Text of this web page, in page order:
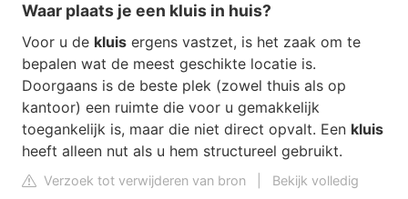
Waar plaats je een kluis in huis?
Voor u de kluis ergens vastzet, is het zaak om te
bepalen wat de meest geschikte locatie is.
Doorgaans is de beste plek (zowel thuis als op
kantoor) een ruimte die voor u gemakkelijk
toegankelijk is, maar die niet direct opvalt. Een kluis
heeft alleen nut als u hem structureel gebruikt.
Verzoek tot verwijderen van bron
Bekijk volledig